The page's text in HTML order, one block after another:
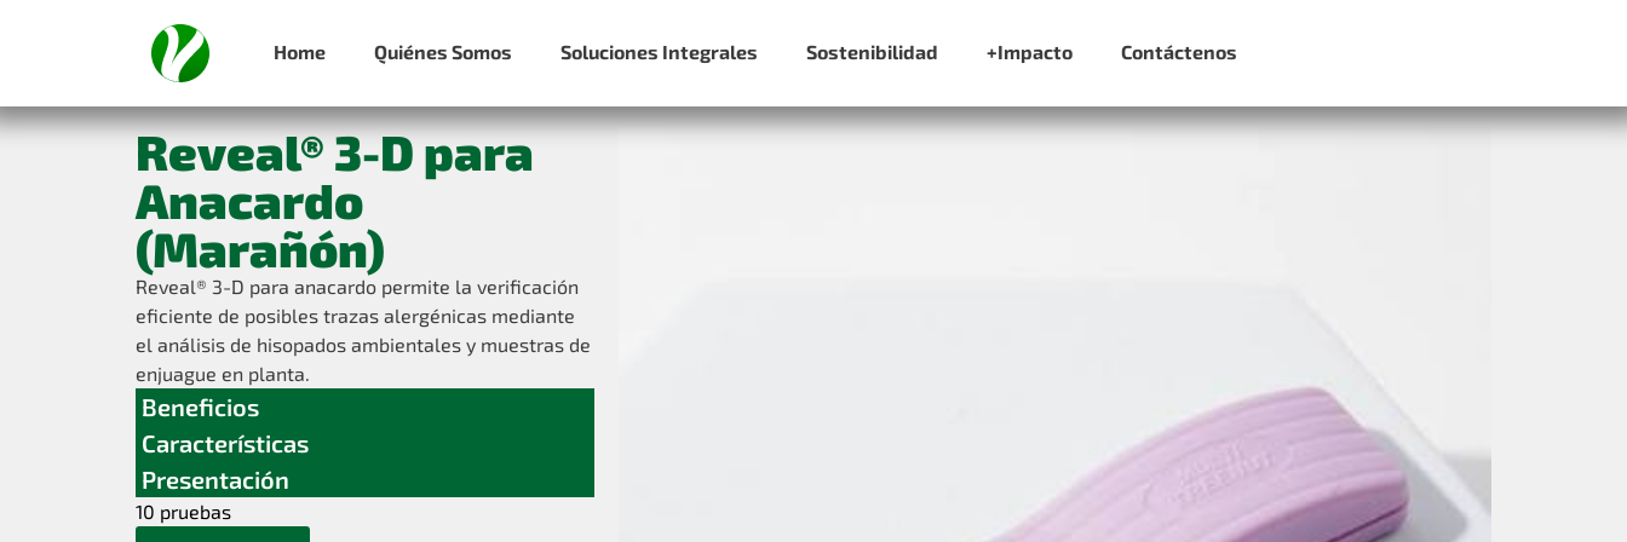
Home Quiénes Somos Soluciones Integrales Sostenibilidad +Impacto Contáctenos
Reveal® 3-D para
Anacardo
(Marañón)
Reveal® 3-D para anacardo permite la verificación
eficiente de posibles trazas alergénicas mediante
el análisis de hisopados ambientales y muestras de
enjuague en planta.
Beneficios
Características
Presentación
10 pruebas